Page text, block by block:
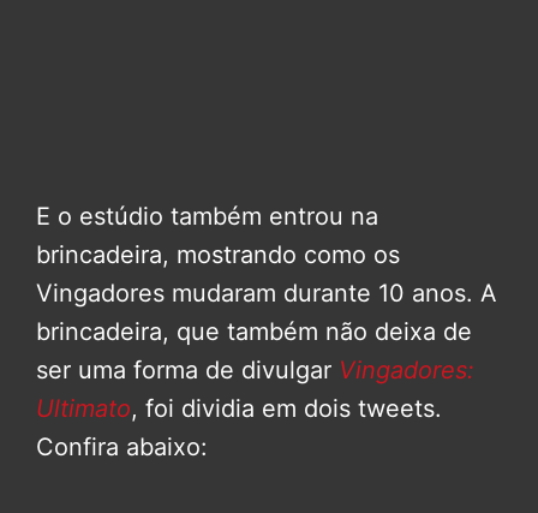
E o estúdio também entrou na
brincadeira, mostrando como os
Vingadores mudaram durante 10 anos. A
brincadeira, que também não deixa de
ser uma forma de divulgar Vingadores:
Ultimato, foi dividia em dois tweets.
Confira abaixo: